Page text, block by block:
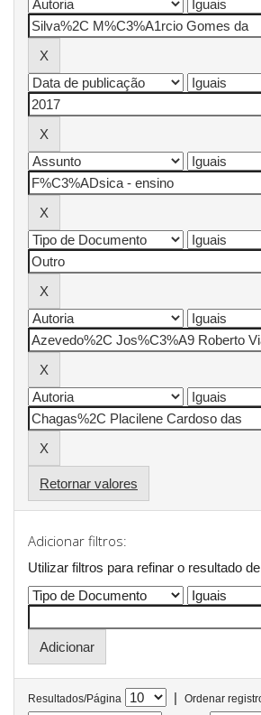
Retornar valores
Adicionar filtros:
Utilizar filtros para refinar o resultado
Resultados/Página |
Ordenar